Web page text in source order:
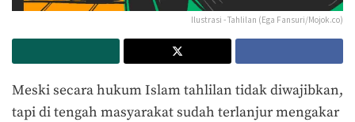
Ilustrasi - Tahlilan (Ega Fansuri/Mojok.co)
Meski secara hukum Islam tahlilan tidak diwajibkan,
tapi di tengah masyarakat sudah terlanjur mengakar